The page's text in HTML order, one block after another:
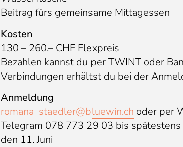
Beitrag fürs gemeinsame Mittagessen
Kosten
130 – 260.– CHF Flexpreis
Bezahlen kannst du per TWINT oder
Verbindungen erhältst du bei der
Anmeldung
romana_staedler@bluewin.ch oder per
Telegram 078 773 29 03 bis
den 11. Juni